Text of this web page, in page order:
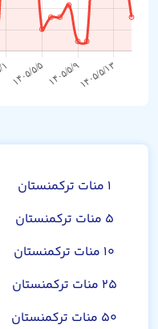
۱ منات ترکمنستان
۵ منات ترکمنستان
۱۰ منات ترکمنستان
۲۵ منات ترکمنستان
۵۰ منات ترکمنستان